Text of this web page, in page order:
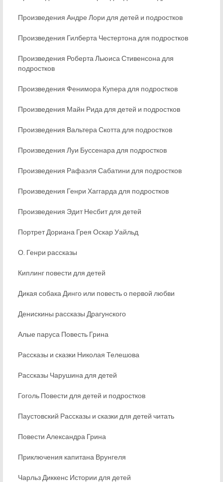
Произведения Андре Лори для детей и подростков
Произведения Гилберта Честертона для подростков
Произведения Роберта Льюиса Стивенсона для
подростков
Произведения Фенимора Купера для подростков
Произведения Майн Рида для детей и подростков
Произведения Вальтера Скотта для подростков
Произведения Луи Буссенара для подростков
Произведения Рафаэля Сабатини для подростков
Произведения Генри Хаггарда для подростков
Произведения Эдит Несбит для детей
Портрет Дориана Грея Оскар Уайльд
О. Генри рассказы
Киплинг повести для детей
Дикая собака Динго или повесть о первой любви
Денискины рассказы Драгунского
Алые паруса Повесть Грина
Рассказы и сказки Николая Телешова
Рассказы Чарушина для детей
Гоголь Повести для детей и подростков
Паустовский Рассказы и сказки для детей читать
Повести Александра Грина
Приключения капитана Врунгеля
Чарльз Диккенс Истории для детей